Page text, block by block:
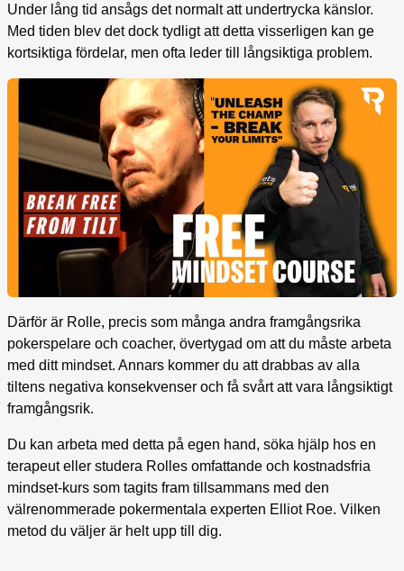
Under lång tid ansågs det normalt att undertrycka känslor.
Med tiden blev det dock tydligt att detta visserligen kan ge
kortsiktiga fördelar, men ofta leder till långsiktiga problem.
Därför är Rolle, precis som många andra framgångsrika
pokerspelare och coacher, övertygad om att du måste arbeta
med ditt mindset. Annars kommer du att drabbas av alla
tiltens negativa konsekvenser och få svårt att vara långsiktigt
framgångsrik.
Du kan arbeta med detta på egen hand, söka hjälp hos en
terapeut eller studera Rolles omfattande och kostnadsfria
mindset-kurs som tagits fram tillsammans med den
välrenommerade pokermentala experten Elliot Roe. Vilken
metod du väljer är helt upp till dig.